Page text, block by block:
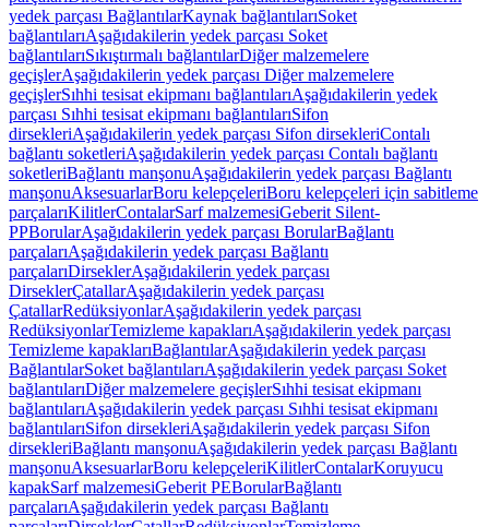
yedek parçası BağlantılarKaynak bağlantılarıSoket
bağlantılarıAşağıdakilerin yedek parçası Soket
bağlantılarıSıkıştırmalı bağlantılarDiğer malzemelere
geçişlerAşağıdakilerin yedek parçası Diğer malzemelere
geçişlerSıhhi tesisat ekipmanı bağlantılarıAşağıdakilerin yedek
parçası Sıhhi tesisat ekipmanı bağlantılarıSifon
dirsekleriAşağıdakilerin yedek parçası Sifon dirsekleriContalı
bağlantı soketleriAşağıdakilerin yedek parçası Contalı bağlantı
soketleriBağlantı manşonuAşağıdakilerin yedek parçası Bağlantı
manşonuAksesuarlarBoru kelepçeleriBoru kelepçeleri için sabitleme
parçalarıKilitlerContalarSarf malzemesiGeberit Silent-
PPBorularAşağıdakilerin yedek parçası BorularBağlantı
parçalarıAşağıdakilerin yedek parçası Bağlantı
parçalarıDirseklerAşağıdakilerin yedek parçası
DirseklerÇatallarAşağıdakilerin yedek parçası
ÇatallarRedüksiyonlarAşağıdakilerin yedek parçası
RedüksiyonlarTemizleme kapaklarıAşağıdakilerin yedek parçası
Temizleme kapaklarıBağlantılarAşağıdakilerin yedek parçası
BağlantılarSoket bağlantılarıAşağıdakilerin yedek parçası Soket
bağlantılarıDiğer malzemelere geçişlerSıhhi tesisat ekipmanı
bağlantılarıAşağıdakilerin yedek parçası Sıhhi tesisat ekipmanı
bağlantılarıSifon dirsekleriAşağıdakilerin yedek parçası Sifon
dirsekleriBağlantı manşonuAşağıdakilerin yedek parçası Bağlantı
manşonuAksesuarlarBoru kelepçeleriKilitlerContalarKoruyucu
kapakSarf malzemesiGeberit PEBorularBağlantı
parçalarıAşağıdakilerin yedek parçası Bağlantı